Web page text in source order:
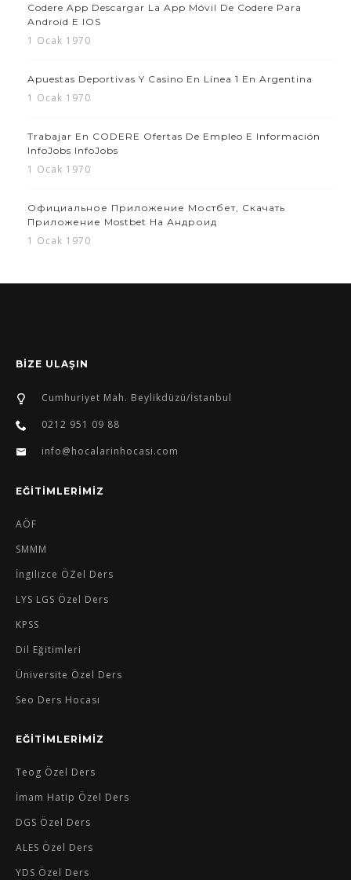
Codere App Descargar La App Móvil De Codere Para
Android E IOS
1 Ocak 1970
Apuestas Deportivas Y Casino En Línea 1 En Argentina
1 Ocak 1970
Trabajar En CODERE Ofertas De Empleo E Información
InfoJobs InfoJobs
1 Ocak 1970
Официальное Приложение Мостбет, Скачать
Приложение Mostbet На Андроид
1 Ocak 1970
BİZE ULAŞIN
Cumhuriyet Mah. Beylikdüzü/İstanbul
0212 951 09 88
info@hocalarinhocasi.com
EĞİTİMLERİMİZ
AÖF
SMMM
İngilizce ÖZel Ders
LYS LGS Özel Ders
KPSS
Dil Eğitimleri
Üniversite Özel Ders
Seo Ders Hocası
EĞİTİMLERİMİZ
Teog Özel Ders
İmam Hatip Özel Ders
DGS Özel Ders
ALES Özel Ders
YDS Özel Ders